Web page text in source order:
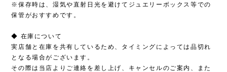
※保存時は、湿気や直射日光を避けてジュエリーボックス等での
保管がおすすめです。
◆ 在庫について
実店舗と在庫を共有しているため、タイミングによっては品切れ
となる場合がございます。
その際は当店よりご連絡を差し上げ、キャンセルのご案内、また